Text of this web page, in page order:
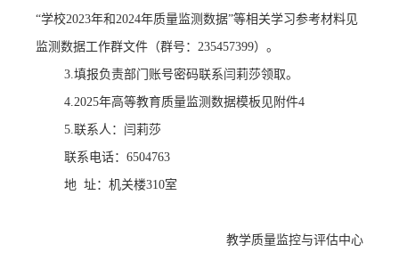
“学校2023年和2024年质量监测数据”等相关学习参考材料见
监测数据工作群文件 （群号：235457399）。
3.填报负责部门账号密码联系闫莉莎领取。
4.2025年高等教育质量监测数据模板见附件4
5.联系人： 闫莉莎
联系电话：6504763
地 址：机关楼310室
教学质量监控与评估中心